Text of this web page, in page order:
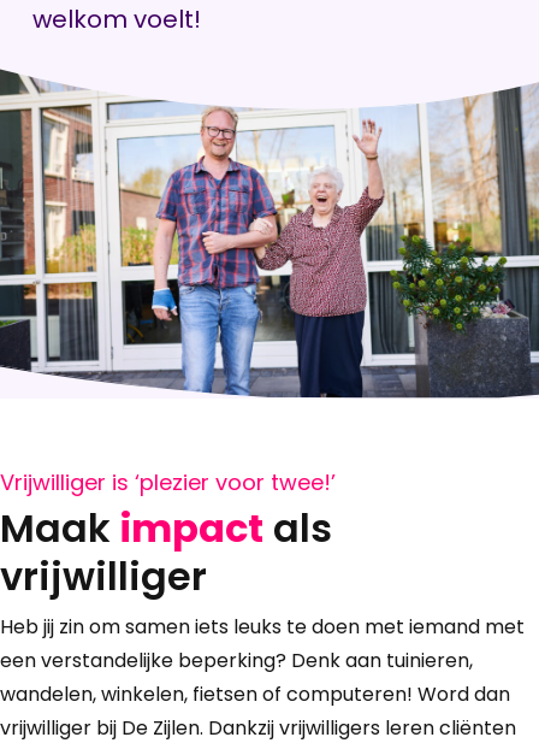
welkom voelt!
Vrijwilliger is ‘plezier voor twee!’
Maak impact als
vrijwilliger
Heb jij zin om samen iets leuks te doen met iemand met
een verstandelijke beperking? Denk aan tuinieren,
wandelen, winkelen, fietsen of computeren! Word dan
vrijwilliger bij De Zijlen. Dankzij vrijwilligers leren cliënten